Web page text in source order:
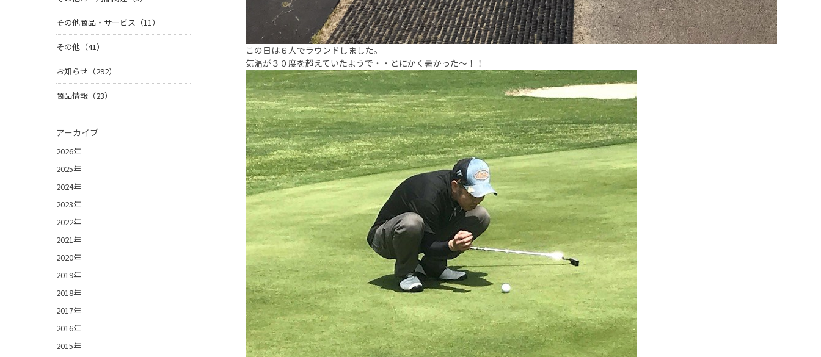
この日は６人でラウンドしました。
気温が３０度を超えていたようで・・とにかく暑かった～！！
その他商品・サービス（11）
その他（41）
お知らせ（292）
商品情報（23）
アーカイブ
2026年
2025年
2024年
2023年
2022年
2021年
2020年
2019年
2018年
2017年
2016年
2015年